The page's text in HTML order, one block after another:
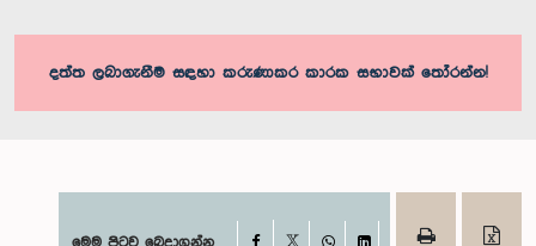
දත්ත ලබාගැනීම සඳහා කරුණාකර කාරක සභාවක් තෝරන්න!
Facebook